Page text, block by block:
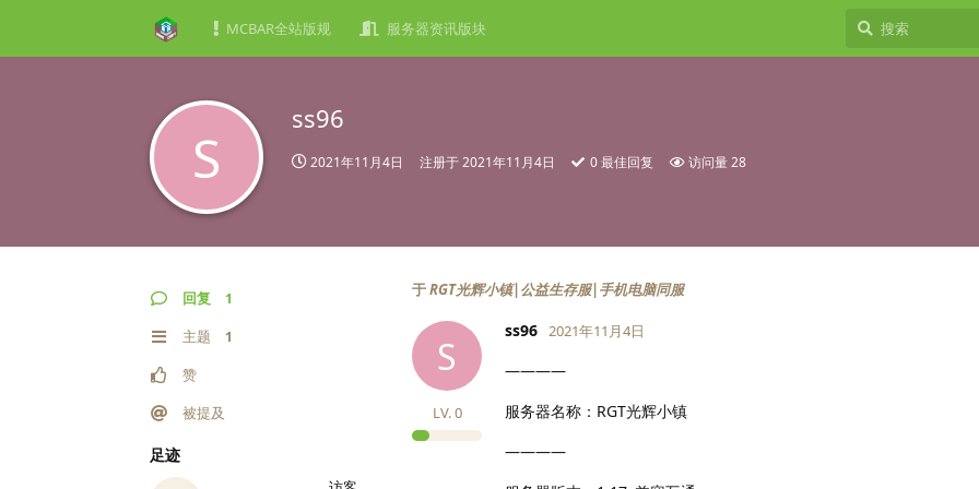
MCBAR全站版规 服务器资讯版块
S
ss96
2021年11月4日 注册于2021年11月4日 0最佳回复 访问量28
回复 1
主题 1
赞
被提及
足迹
于RGT光辉小镇|公益生存服|手机电脑同服
S
ss96
LV.0
2021年11月4日
————
服务器名称：RGT光辉小镇
————